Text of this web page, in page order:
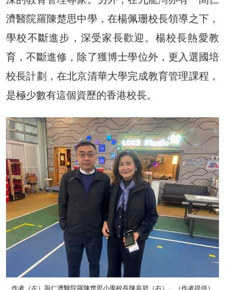
濟醫院羅陳楚思中學，在楊佩珊校長領導之下，
學校不斷進步，深受家長歡迎。楊校長熱愛教
育，不斷進修，除了獲博士學位外，更入選國培
校長計劃，在北京清華大學完成教育管理課程，
是極少數有這個資歷的香港校長。
作者（左）與仁濟醫院羅陳楚思小學校長陳嘉碧（右）。（作者提供）